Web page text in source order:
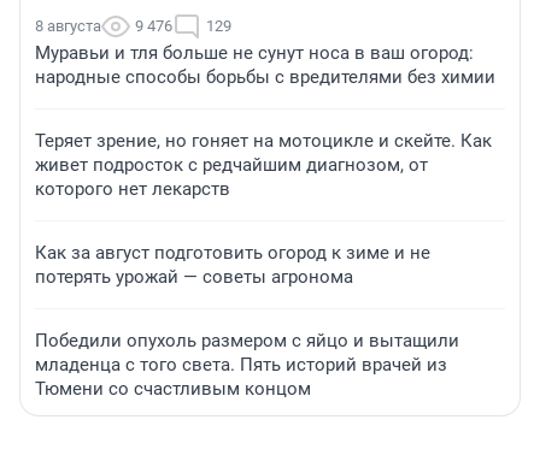
8 августа 9 476 129
Муравьи и тля больше не сунут носа в ваш огород:
народные способы борьбы с вредителями без химии
Теряет зрение, но гоняет на мотоцикле и скейте. Как
живет подросток с редчайшим диагнозом, от
которого нет лекарств
Как за август подготовить огород к зиме и не
потерять урожай — советы агронома
Победили опухоль размером с яйцо и вытащили
младенца с того света. Пять историй врачей из
Тюмени со счастливым концом